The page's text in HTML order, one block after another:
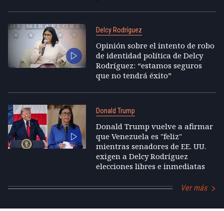
Delcy Rodríguez
Opinión sobre el intento de robo
de identidad política de Delcy
Rodríguez: “estamos seguros
que no tendrá éxito”
Donald Trump
Donald Trump vuelve a afirmar
que Venezuela es "feliz"
mientras senadores de EE. UU.
exigen a Delcy Rodríguez
elecciones libres e inmediatas
Ver más